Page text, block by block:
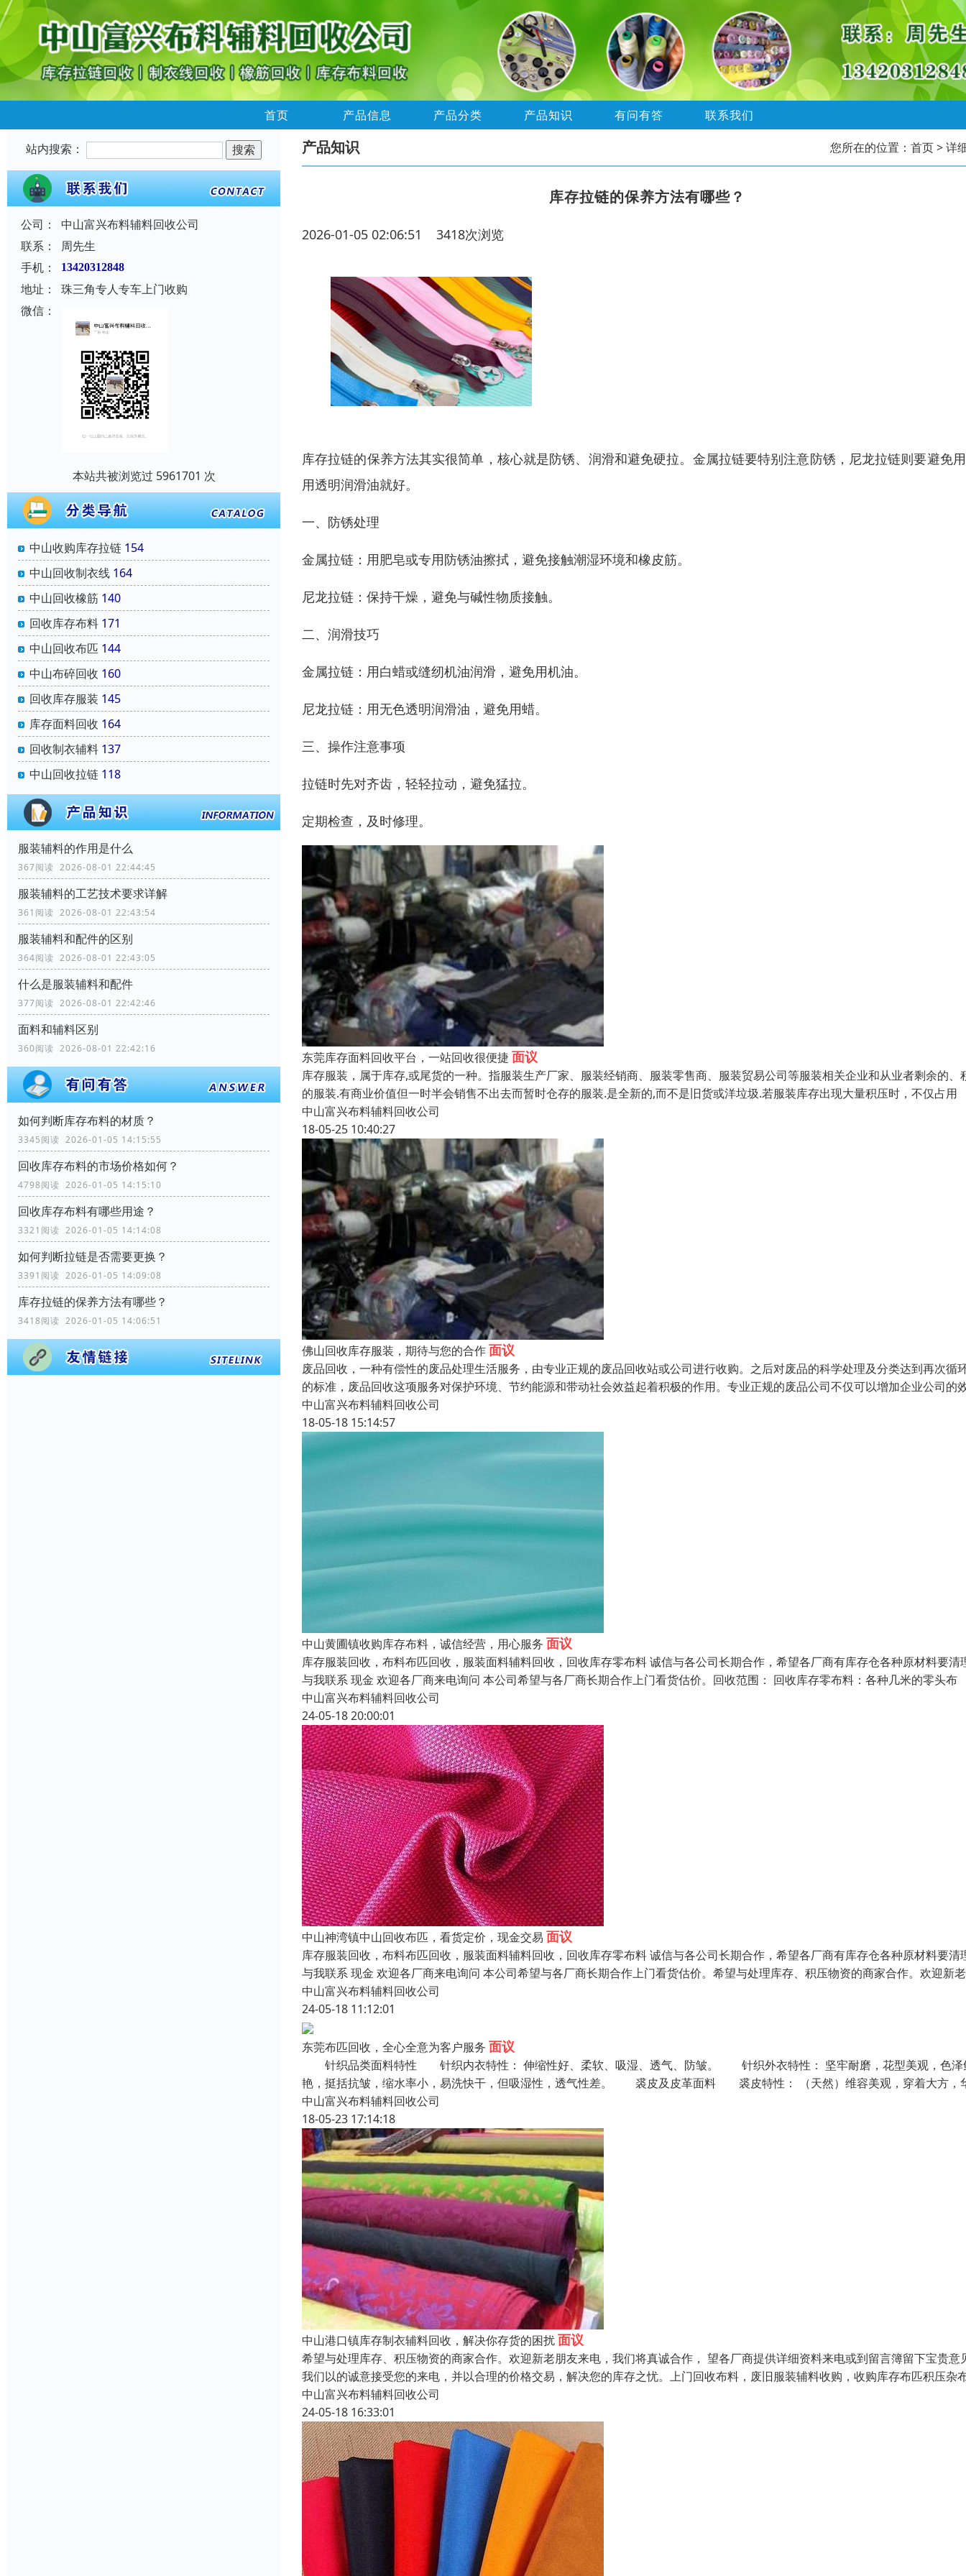
首页 产品信息 产品分类 产品知识 有问有答 联系我们
站内搜索：
公司：
中山富兴布料辅料回收公司
联系：
周先生
手机：
13420312848
地址：
珠三角专人专车上门收购
微信：
本站共被浏览过 5961701 次
中山收购库存拉链 154
中山回收制衣线 164
中山回收橡筋 140
回收库存布料 171
中山回收布匹 144
中山布碎回收 160
回收库存服装 145
库存面料回收 164
回收制衣辅料 137
中山回收拉链 118
服装辅料的作用是什么
367阅读 2026-08-01 22:44:45
服装辅料的工艺技术要求详解
361阅读 2026-08-01 22:43:54
服装辅料和配件的区别
364阅读 2026-08-01 22:43:05
什么是服装辅料和配件
377阅读 2026-08-01 22:42:46
面料和辅料区别
360阅读 2026-08-01 22:42:16
如何判断库存布料的材质？
3345阅读 2026-01-05 14:15:55
回收库存布料的市场价格如何？
4798阅读 2026-01-05 14:15:10
回收库存布料有哪些用途？
3321阅读 2026-01-05 14:14:08
如何判断拉链是否需要更换？
3391阅读 2026-01-05 14:09:08
库存拉链的保养方法有哪些？
3418阅读 2026-01-05 14:06:51
产品知识 您所在的位置： 首页> 详
库存拉链的保养方法有哪些？
2026-01-05 02:06:51 3418次浏览
库存拉链的保养方法其实很简单，核心就是‌防锈、润滑和避免硬拉‌。金属拉链要特别注意防锈，尼龙拉链则要避免
用透明润滑油就好。
一、防锈处理
‌金属拉链‌：用肥皂或专用防锈油擦拭，避免接触潮湿环境和橡皮筋。
‌尼龙拉链‌：保持干燥，避免与碱性物质接触。
二、润滑技巧
‌金属拉链‌：用白蜡或缝纫机油润滑，避免用机油。
‌尼龙拉链‌：用无色透明润滑油，避免用蜡。
三、操作注意事项
拉链时先对齐齿，轻轻拉动，避免猛拉。
定期检查，及时修理。
东莞库存面料回收平台，一站回收很便捷 面议
库存服装，属于库存,或尾货的一种。指服装生产厂家、服装经销商、服装零售商、服装贸易公司等服装相关企业和从业者剩余的、
的服装.有商业价值但一时半会销售不出去而暂时仓存的服装.是全新的,而不是旧货或洋垃圾.若服装库存出现大量积压时，不仅占用
中山富兴布料辅料回收公司
18-05-25 10:40:27
佛山回收库存服装，期待与您的合作面议
废品回收，一种有偿性的废品处理生活服务，由专业正规的废品回收站或公司进行收购。之后对废品的科学处理及分类达到再次循
的标准，废品回收这项服务对保护环境、节约能源和带动社会效益起着积极的作用。专业正规的废品公司不仅可以增加企业公司的
中山富兴布料辅料回收公司
18-05-18 15:14:57
中山黄圃镇收购库存布料，诚信经营，用心服务 面议
库存服装回收，布料布匹回收，服装面料辅料回收，回收库存零布料 诚信与各公司长期合作，希望各厂商有库存仓各种原材料要清
与我联系 现金 欢迎各厂商来电询问 本公司希望与各厂商长期合作上门看货估价。回收范围： 回收库存零布料：各种几米的零头布
中山富兴布料辅料回收公司
24-05-18 20:00:01
中山神湾镇中山回收布匹，看货定价，现金交易 面议
库存服装回收，布料布匹回收，服装面料辅料回收，回收库存零布料 诚信与各公司长期合作，希望各厂商有库存仓各种原材料要清
与我联系 现金 欢迎各厂商来电询问 本公司希望与各厂商长期合作上门看货估价。希望与处理库存、积压物资的商家合作。欢迎新老
中山富兴布料辅料回收公司
24-05-18 11:12:01
东莞布匹回收，全心全意为客户服务 面议
针织品类面料特性 针织内衣特性： 伸缩性好、柔软、吸湿、透气、防皱。 针织外衣特性： 坚牢耐磨，花型美观，色泽
艳，挺括抗皱，缩水率小，易洗快干，但吸湿性，透气性差。 裘皮及皮革面料 裘皮特性： （天然）维容美观，穿着大方，
中山富兴布料辅料回收公司
18-05-23 17:14:18
中山港口镇库存制衣辅料回收，解决你存货的困扰面议
希望与处理库存、积压物资的商家合作。欢迎新老朋友来电，我们将真诚合作， 望各厂商提供详细资料来电或到留言簿留下宝贵意
我们以的诚意接受您的来电，并以合理的价格交易，解决您的库存之忧。上门回收布料，废旧服装辅料收购，收购库存布匹积压杂
中山富兴布料辅料回收公司
24-05-18 16:33:01